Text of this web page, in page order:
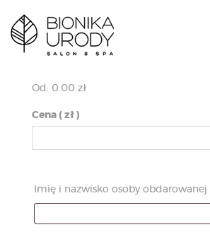
Od: 0.00 zł
Cena ( zł )
Imię i nazwisko osoby obdarowanej